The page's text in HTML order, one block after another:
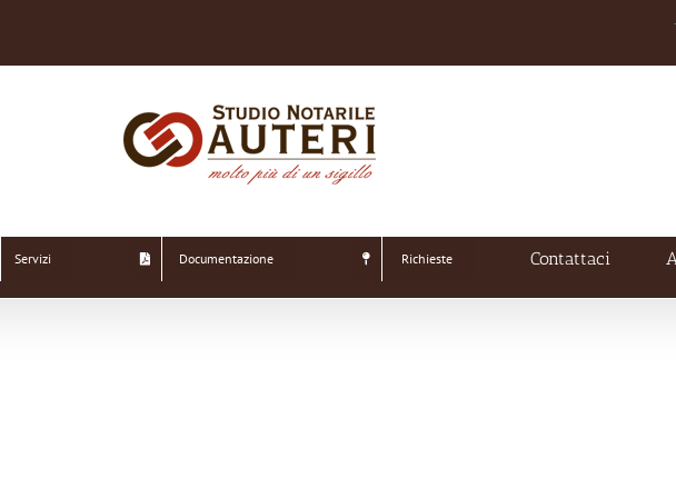
Servizi Documentazione Richieste Contattaci